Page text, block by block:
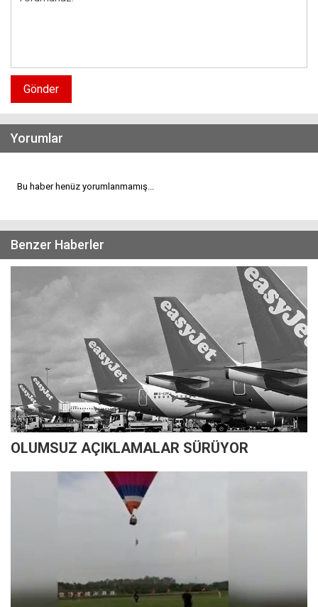
Gönder
Yorumlar
Bu haber henüz yorumlanmamış...
Benzer Haberler
OLUMSUZ AÇIKLAMALAR SÜRÜYOR